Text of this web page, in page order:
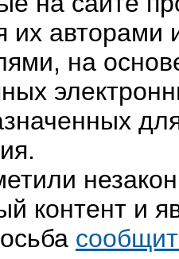
их авторами
на
контент и